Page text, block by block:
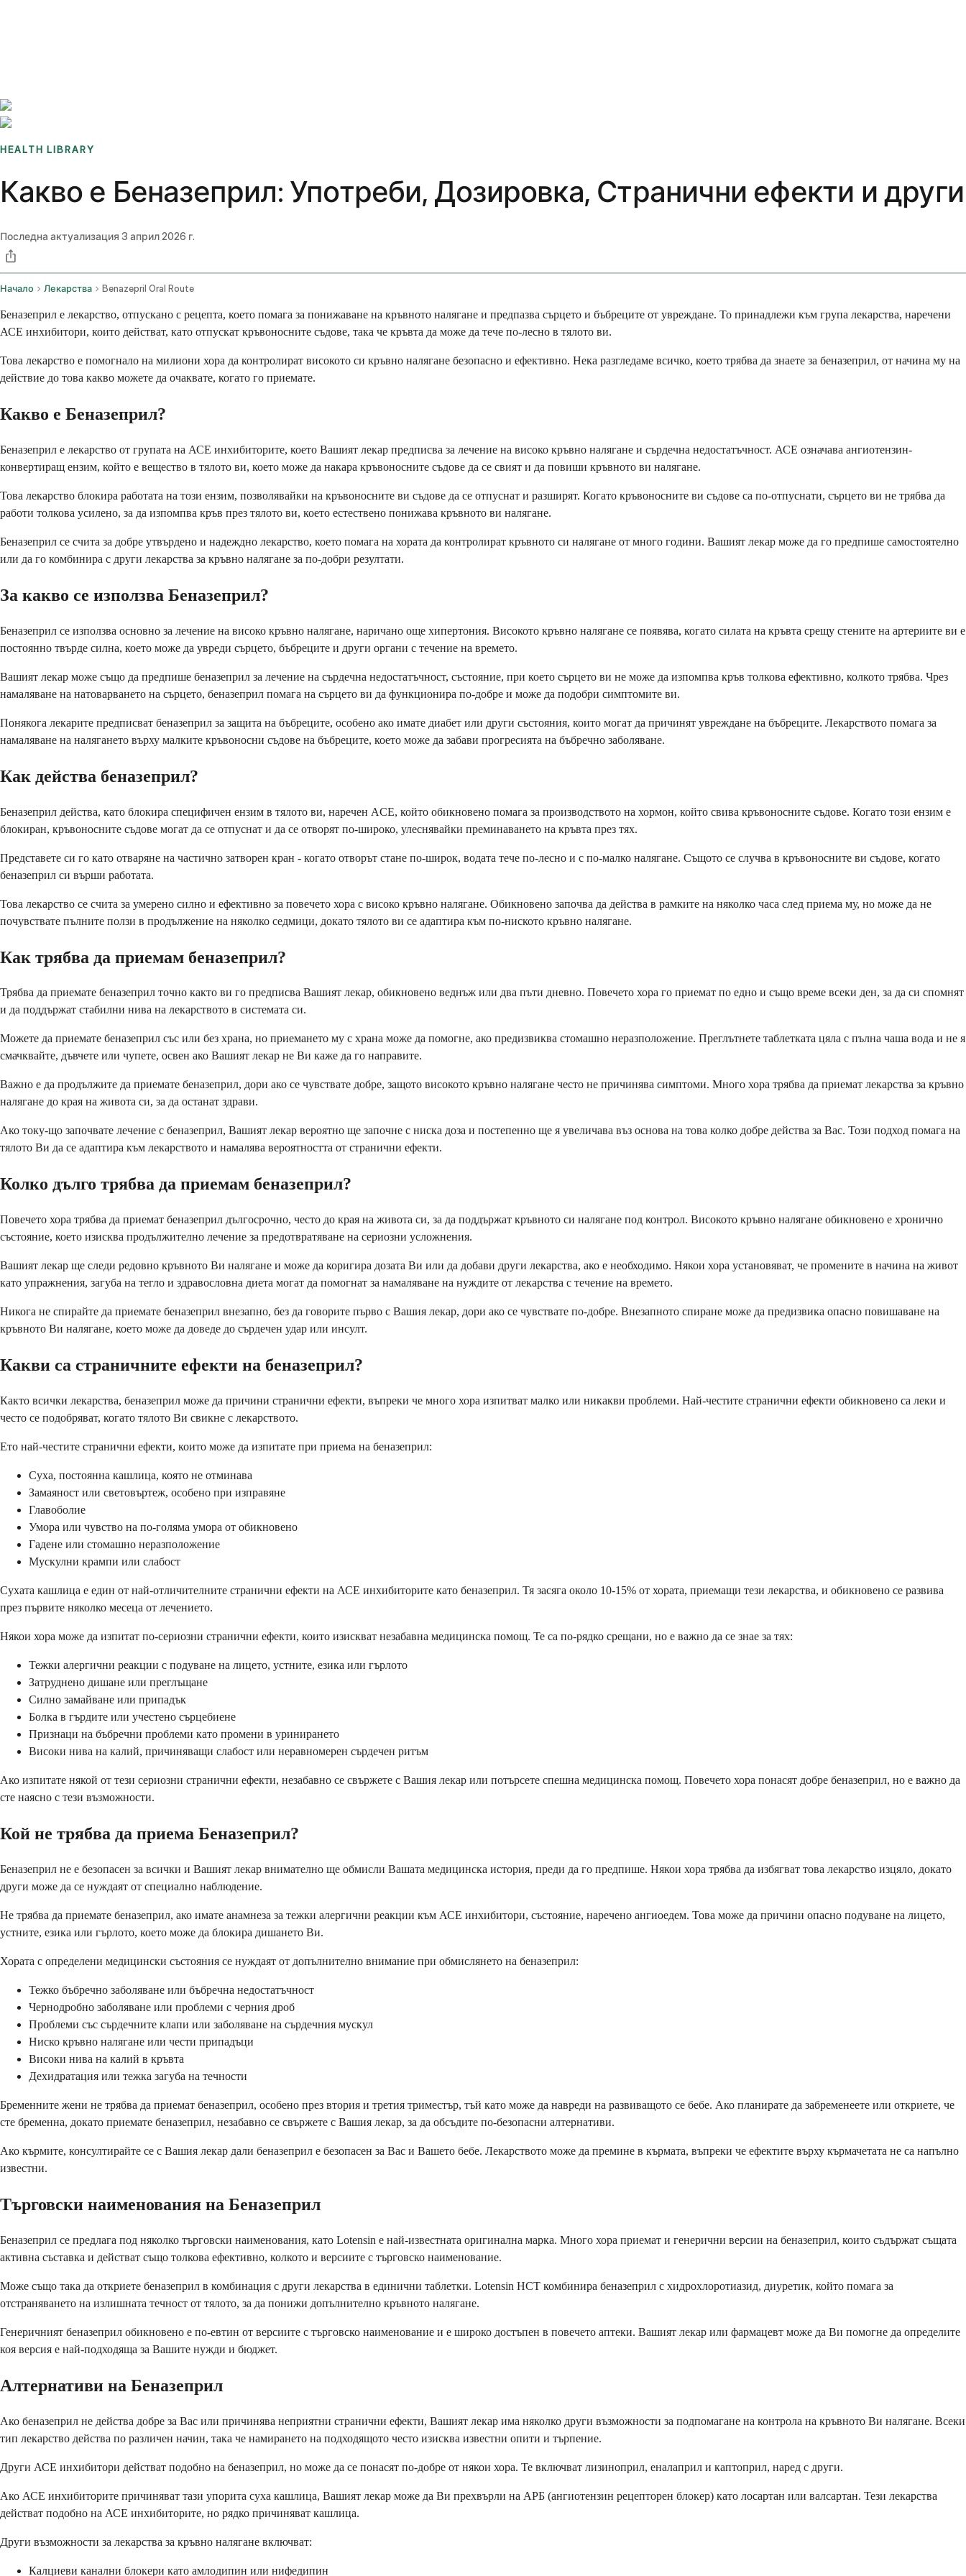
HEALTH LIBRARY
Какво е Беназеприл: Употреби, Дозировка, Странични ефекти и други
Последна актуализация 3 април 2026 г.
Начало Лекарства Benazepril Oral Route
Беназеприл е лекарство, отпускано с рецепта, което помага за понижаване на кръвното налягане и предпазва сърцето и бъбреците от увреждане. То принадлежи към група лекарства, наречени
АСЕ инхибитори, които действат, като отпускат кръвоносните съдове, така че кръвта да може да тече по-лесно в тялото ви.
Това лекарство е помогнало на милиони хора да контролират високото си кръвно налягане безопасно и ефективно. Нека разгледаме всичко, което трябва да знаете за беназеприл, от начина му на
действие до това какво можете да очаквате, когато го приемате.
Какво е Беназеприл?
Беназеприл е лекарство от групата на АСЕ инхибиторите, което Вашият лекар предписва за лечение на високо кръвно налягане и сърдечна недостатъчност. АСЕ означава ангиотензин-
конвертиращ ензим, който е вещество в тялото ви, което може да накара кръвоносните съдове да се свият и да повиши кръвното ви налягане.
Това лекарство блокира работата на този ензим, позволявайки на кръвоносните ви съдове да се отпуснат и разширят. Когато кръвоносните ви съдове са по-отпуснати, сърцето ви не трябва да
работи толкова усилено, за да изпомпва кръв през тялото ви, което естествено понижава кръвното ви налягане.
Беназеприл се счита за добре утвърдено и надеждно лекарство, което помага на хората да контролират кръвното си налягане от много години. Вашият лекар може да го предпише самостоятелно
или да го комбинира с други лекарства за кръвно налягане за по-добри резултати.
За какво се използва Беназеприл?
Беназеприл се използва основно за лечение на високо кръвно налягане, наричано още хипертония. Високото кръвно налягане се появява, когато силата на кръвта срещу стените на артериите ви е
постоянно твърде силна, което може да увреди сърцето, бъбреците и други органи с течение на времето.
Вашият лекар може също да предпише беназеприл за лечение на сърдечна недостатъчност, състояние, при което сърцето ви не може да изпомпва кръв толкова ефективно, колкото трябва. Чрез
намаляване на натоварването на сърцето, беназеприл помага на сърцето ви да функционира по-добре и може да подобри симптомите ви.
Понякога лекарите предписват беназеприл за защита на бъбреците, особено ако имате диабет или други състояния, които могат да причинят увреждане на бъбреците. Лекарството помага за
намаляване на налягането върху малките кръвоносни съдове на бъбреците, което може да забави прогресията на бъбречно заболяване.
Как действа беназеприл?
Беназеприл действа, като блокира специфичен ензим в тялото ви, наречен ACE, който обикновено помага за производството на хормон, който свива кръвоносните съдове. Когато този ензим е
блокиран, кръвоносните съдове могат да се отпуснат и да се отворят по-широко, улеснявайки преминаването на кръвта през тях.
Представете си го като отваряне на частично затворен кран - когато отворът стане по-широк, водата тече по-лесно и с по-малко налягане. Същото се случва в кръвоносните ви съдове, когато
беназеприл си върши работата.
Това лекарство се счита за умерено силно и ефективно за повечето хора с високо кръвно налягане. Обикновено започва да действа в рамките на няколко часа след приема му, но може да не
почувствате пълните ползи в продължение на няколко седмици, докато тялото ви се адаптира към по-ниското кръвно налягане.
Как трябва да приемам беназеприл?
Трябва да приемате беназеприл точно както ви го предписва Вашият лекар, обикновено веднъж или два пъти дневно. Повечето хора го приемат по едно и също време всеки ден, за да си спомнят
и да поддържат стабилни нива на лекарството в системата си.
Можете да приемате беназеприл със или без храна, но приемането му с храна може да помогне, ако предизвиква стомашно неразположение. Преглътнете таблетката цяла с пълна чаша вода и не я
смачквайте, дъвчете или чупете, освен ако Вашият лекар не Ви каже да го направите.
Важно е да продължите да приемате беназеприл, дори ако се чувствате добре, защото високото кръвно налягане често не причинява симптоми. Много хора трябва да приемат лекарства за кръвно
налягане до края на живота си, за да останат здрави.
Ако току-що започвате лечение с беназеприл, Вашият лекар вероятно ще започне с ниска доза и постепенно ще я увеличава въз основа на това колко добре действа за Вас. Този подход помага на
тялото Ви да се адаптира към лекарството и намалява вероятността от странични ефекти.
Колко дълго трябва да приемам беназеприл?
Повечето хора трябва да приемат беназеприл дългосрочно, често до края на живота си, за да поддържат кръвното си налягане под контрол. Високото кръвно налягане обикновено е хронично
състояние, което изисква продължително лечение за предотвратяване на сериозни усложнения.
Вашият лекар ще следи редовно кръвното Ви налягане и може да коригира дозата Ви или да добави други лекарства, ако е необходимо. Някои хора установяват, че промените в начина на живот
като упражнения, загуба на тегло и здравословна диета могат да помогнат за намаляване на нуждите от лекарства с течение на времето.
Никога не спирайте да приемате беназеприл внезапно, без да говорите първо с Вашия лекар, дори ако се чувствате по-добре. Внезапното спиране може да предизвика опасно повишаване на
кръвното Ви налягане, което може да доведе до сърдечен удар или инсулт.
Какви са страничните ефекти на беназеприл?
Както всички лекарства, беназеприл може да причини странични ефекти, въпреки че много хора изпитват малко или никакви проблеми. Най-честите странични ефекти обикновено са леки и
често се подобряват, когато тялото Ви свикне с лекарството.
Ето най-честите странични ефекти, които може да изпитате при приема на беназеприл:
Суха, постоянна кашлица, която не отминава
Замаяност или световъртеж, особено при изправяне
Главоболие
Умора или чувство на по-голяма умора от обикновено
Гадене или стомашно неразположение
Мускулни крампи или слабост
Сухата кашлица е един от най-отличителните странични ефекти на АСЕ инхибиторите като беназеприл. Тя засяга около 10-15% от хората, приемащи тези лекарства, и обикновено се развива
през първите няколко месеца от лечението.
Някои хора може да изпитат по-сериозни странични ефекти, които изискват незабавна медицинска помощ. Те са по-рядко срещани, но е важно да се знае за тях:
Тежки алергични реакции с подуване на лицето, устните, езика или гърлото
Затруднено дишане или преглъщане
Силно замайване или припадък
Болка в гърдите или учестено сърцебиене
Признаци на бъбречни проблеми като промени в уринирането
Високи нива на калий, причиняващи слабост или неравномерен сърдечен ритъм
Ако изпитате някой от тези сериозни странични ефекти, незабавно се свържете с Вашия лекар или потърсете спешна медицинска помощ. Повечето хора понасят добре беназеприл, но е важно да
сте наясно с тези възможности.
Кой не трябва да приема Беназеприл?
Беназеприл не е безопасен за всички и Вашият лекар внимателно ще обмисли Вашата медицинска история, преди да го предпише. Някои хора трябва да избягват това лекарство изцяло, докато
други може да се нуждаят от специално наблюдение.
Не трябва да приемате беназеприл, ако имате анамнеза за тежки алергични реакции към АСЕ инхибитори, състояние, наречено ангиоедем. Това може да причини опасно подуване на лицето,
устните, езика или гърлото, което може да блокира дишането Ви.
Хората с определени медицински състояния се нуждаят от допълнително внимание при обмислянето на беназеприл:
Тежко бъбречно заболяване или бъбречна недостатъчност
Чернодробно заболяване или проблеми с черния дроб
Проблеми със сърдечните клапи или заболяване на сърдечния мускул
Ниско кръвно налягане или чести припадъци
Високи нива на калий в кръвта
Дехидратация или тежка загуба на течности
Бременните жени не трябва да приемат беназеприл, особено през втория и третия триместър, тъй като може да навреди на развиващото се бебе. Ако планирате да забременеете или откриете, че
сте бременна, докато приемате беназеприл, незабавно се свържете с Вашия лекар, за да обсъдите по-безопасни алтернативи.
Ако кърмите, консултирайте се с Вашия лекар дали беназеприл е безопасен за Вас и Вашето бебе. Лекарството може да премине в кърмата, въпреки че ефектите върху кърмачетата не са напълно
известни.
Търговски наименования на Беназеприл
Беназеприл се предлага под няколко търговски наименования, като Lotensin е най-известната оригинална марка. Много хора приемат и генерични версии на беназеприл, които съдържат същата
активна съставка и действат също толкова ефективно, колкото и версиите с търговско наименование.
Може също така да откриете беназеприл в комбинация с други лекарства в единични таблетки. Lotensin HCT комбинира беназеприл с хидрохлоротиазид, диуретик, който помага за
отстраняването на излишната течност от тялото, за да понижи допълнително кръвното налягане.
Генеричният беназеприл обикновено е по-евтин от версиите с търговско наименование и е широко достъпен в повечето аптеки. Вашият лекар или фармацевт може да Ви помогне да определите
коя версия е най-подходяща за Вашите нужди и бюджет.
Алтернативи на Беназеприл
Ако беназеприл не действа добре за Вас или причинява неприятни странични ефекти, Вашият лекар има няколко други възможности за подпомагане на контрола на кръвното Ви налягане. Всеки
тип лекарство действа по различен начин, така че намирането на подходящото често изисква известни опити и търпение.
Други АСЕ инхибитори действат подобно на беназеприл, но може да се понасят по-добре от някои хора. Те включват лизиноприл, еналаприл и каптоприл, наред с други.
Ако АСЕ инхибиторите причиняват тази упорита суха кашлица, Вашият лекар може да Ви прехвърли на АРБ (ангиотензин рецепторен блокер) като лосартан или валсартан. Тези лекарства
действат подобно на АСЕ инхибиторите, но рядко причиняват кашлица.
Други възможности за лекарства за кръвно налягане включват:
Калциеви канални блокери като амлодипин или нифедипин